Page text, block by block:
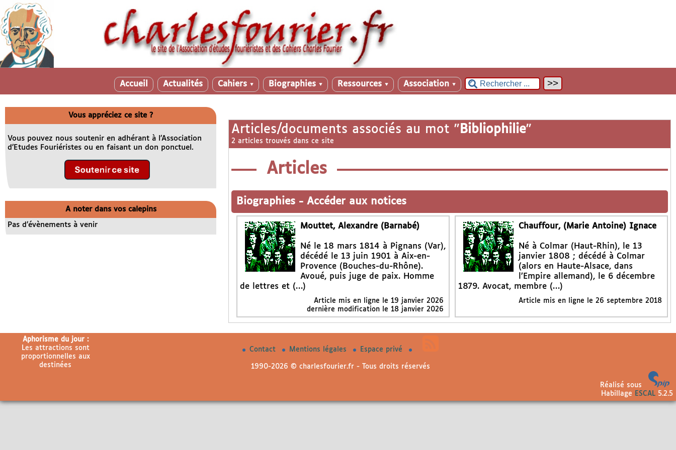
Accueil Actualités Cahiers ▼ Biographies ▼ Ressources ▼ Association ▼
Articles/documents associés au mot " Bibliophilie"
2 articles trouvés dans ce site
Articles
Biographies - Accéder aux notices
Mouttet, Alexandre (Barnabé)
Né le 18 mars 1814 à Pignans (Var),
décédé le 13 juin 1901 à Aix-en-
Provence (Bouches-du-Rhône).
Avoué, puis juge de paix. Homme
de lettres et (…)
Article mis en ligne le 19 janvier 2026
dernière modification le 18 janvier 2026
Chauffour, (Marie Antoine) Ignace
Né à Colmar (Haut-Rhin), le 13
janvier 1808 ; décédé à Colmar
(alors en Haute-Alsace, dans
l’Empire allemand), le 6 décembre
1879. Avocat, membre (…)
Article mis en ligne le26 septembre 2018
Vous appréciez ce site ?
Vous pouvez nous soutenir en adhérant à l’Association
d’Etudes Fouriéristes ou en faisant un don ponctuel.
A noter dans vos calepins
Pas d’évènements à venir
Aphorisme du jour :
Les attractions sont
proportionnelles aux
destinées
Contact Mentions légales Espace privé
1990-2026 © charlesfourier.fr - Tous droits réservés
Réalisé sous
Habillage
ESCAL5.2.5